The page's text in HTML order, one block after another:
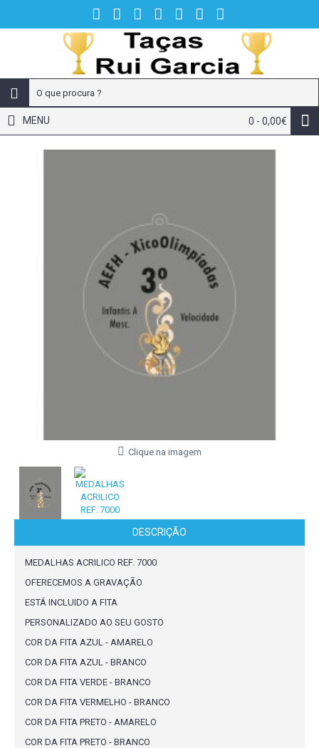
0 - 0,00€
MENU
Clique na imagem
DESCRIÇÃO
MEDALHAS ACRILICO REF. 7000
OFERECEMOS A GRAVAÇÃO
ESTÁ INCLUIDO A FITA
PERSONALIZADO AO SEU GOSTO
COR DA FITA AZUL - AMARELO
COR DA FITA AZUL - BRANCO
COR DA FITA VERDE - BRANCO
COR DA FITA VERMELHO - BRANCO
COR DA FITA PRETO - AMARELO
COR DA FITA PRETO - BRANCO